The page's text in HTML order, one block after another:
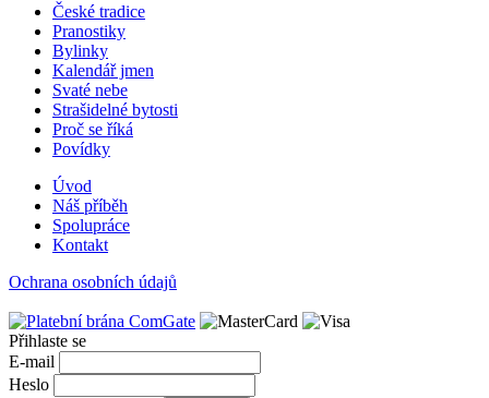
České tradice
Pranostiky
Bylinky
Kalendář jmen
Svaté nebe
Strašidelné bytosti
Proč se říká
Povídky
Úvod
Náš příběh
Spolupráce
Kontakt
Ochrana osobních údajů
Přihlaste se
E-mail
Heslo